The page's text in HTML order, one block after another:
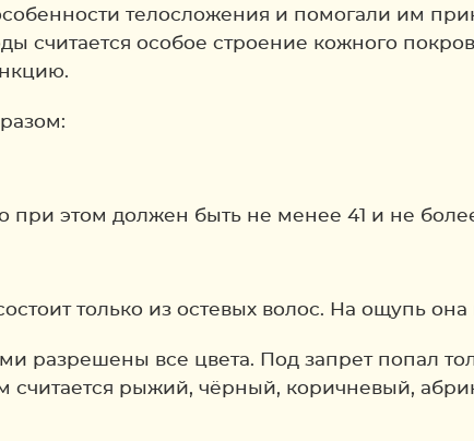
телосложения и помогали им
считается особое строение кожного
при этом должен быть не менее 41 и не
только из остевых волос. На ощупь она
разрешены все цвета. Под запрет попал
рыжий, чёрный, коричневый,